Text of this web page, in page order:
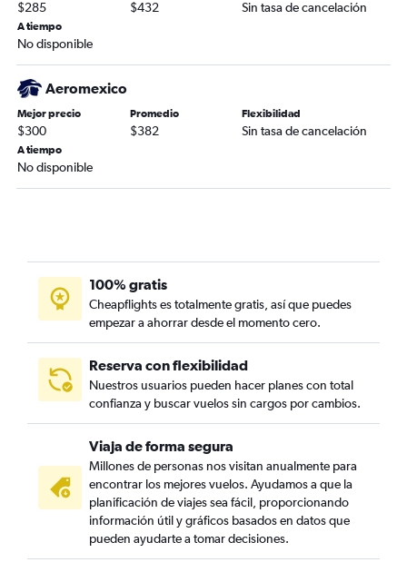
$285 $432 Sin tasa de cancelación
A tiempo
No disponible
Aeromexico
Mejor precio
$300
Promedio
$382
Flexibilidad
Sin tasa de cancelación
A tiempo
No disponible
100% gratis
Cheapflights es totalmente gratis, así que puedes
empezar a ahorrar desde el momento cero.
Reserva con flexibilidad
Nuestros usuarios pueden hacer planes con total
confianza y buscar vuelos sin cargos por cambios.
Viaja de forma segura
Millones de personas nos visitan anualmente para
encontrar los mejores vuelos. Ayudamos a que la
planificación de viajes sea fácil, proporcionando
información útil y gráficos basados en datos que
pueden ayudarte a tomar decisiones.